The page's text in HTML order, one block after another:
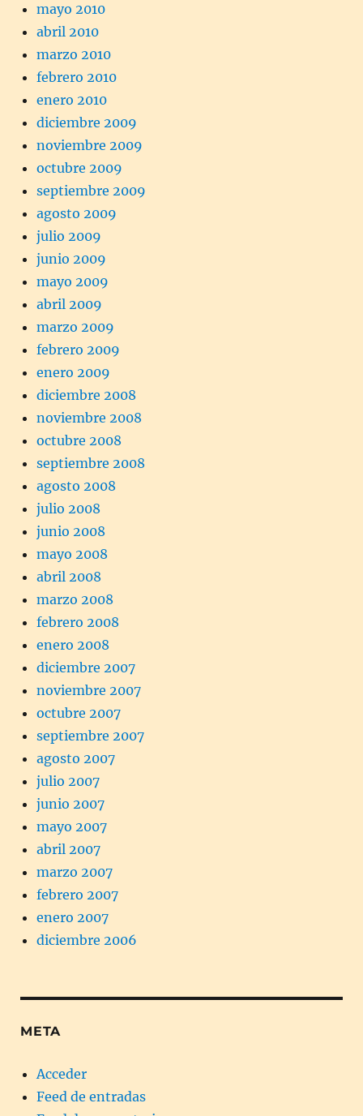
mayo 2010
abril 2010
marzo 2010
febrero 2010
enero 2010
diciembre 2009
noviembre 2009
octubre 2009
septiembre 2009
agosto 2009
julio 2009
junio 2009
mayo 2009
abril 2009
marzo 2009
febrero 2009
enero 2009
diciembre 2008
noviembre 2008
octubre 2008
septiembre 2008
agosto 2008
julio 2008
junio 2008
mayo 2008
abril 2008
marzo 2008
febrero 2008
enero 2008
diciembre 2007
noviembre 2007
octubre 2007
septiembre 2007
agosto 2007
julio 2007
junio 2007
mayo 2007
abril 2007
marzo 2007
febrero 2007
enero 2007
diciembre 2006
META
Acceder
Feed de entradas